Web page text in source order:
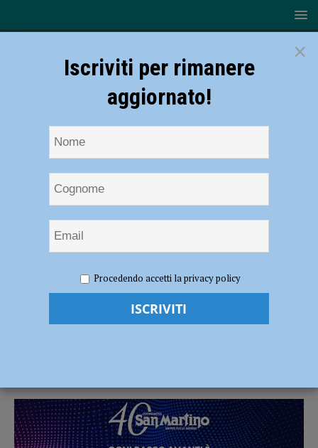
PalaBanca arriva Perugia
Volley – Gas Sales Piacenza, domenica al
×
Iscriviti per rimanere
aggiornato!
Procedendo accetti la privacy policy